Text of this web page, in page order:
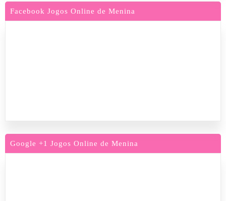
Facebook Jogos Online de Menina
Google +1 Jogos Online de Menina